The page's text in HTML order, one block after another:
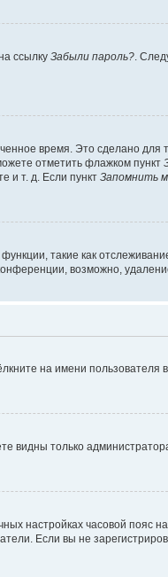
ссылку Забыли пароль?.
время. Это сделано для
отметить флажком пункт
и т. д. Если пункт Запомнить
такие как
возможно,
на имени пользователя
видны только
настройках часовой пояс
Если вы не